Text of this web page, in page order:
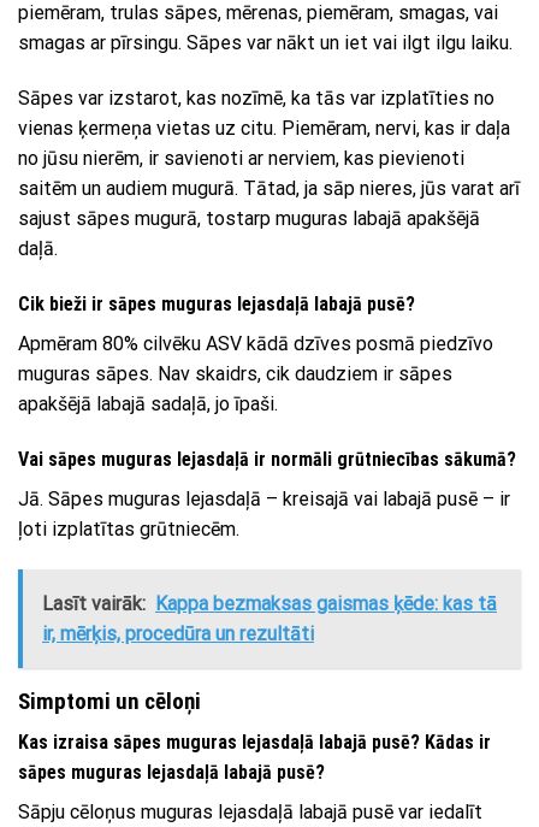
piemēram, trulas sāpes, mērenas, piemēram, smagas, vai
smagas ar pīrsingu. Sāpes var nākt un iet vai ilgt ilgu laiku.
Sāpes var izstarot, kas nozīmē, ka tās var izplatīties no
vienas ķermeņa vietas uz citu. Piemēram, nervi, kas ir daļa
no jūsu nierēm, ir savienoti ar nerviem, kas pievienoti
saitēm un audiem mugurā. Tātad, ja sāp nieres, jūs varat arī
sajust sāpes mugurā, tostarp muguras labajā apakšējā
daļā.
Cik bieži ir sāpes muguras lejasdaļā labajā pusē?
Apmēram 80% cilvēku ASV kādā dzīves posmā piedzīvo
muguras sāpes. Nav skaidrs, cik daudziem ir sāpes
apakšējā labajā sadaļā, jo īpaši.
Vai sāpes muguras lejasdaļā ir normāli grūtniecības sākumā?
Jā. Sāpes muguras lejasdaļā – kreisajā vai labajā pusē – ir
ļoti izplatītas grūtniecēm.
Lasīt vairāk: Kappa bezmaksas gaismas ķēde: kas tā
ir, mērķis, procedūra un rezultāti
Simptomi un cēloņi
Kas izraisa sāpes muguras lejasdaļā labajā pusē? Kādas ir
sāpes muguras lejasdaļā labajā pusē?
Sāpju cēloņus muguras lejasdaļā labajā pusē var iedalīt